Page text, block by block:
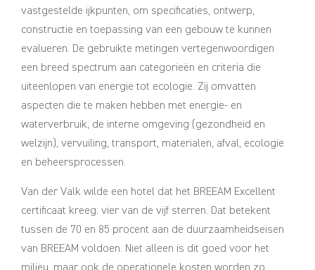
vastgestelde ijkpunten, om specificaties, ontwerp,
constructie en toepassing van een gebouw te kunnen
evalueren. De gebruikte metingen vertegenwoordigen
een breed spectrum aan categorieën en criteria die
uiteenlopen van energie tot ecologie. Zij omvatten
aspecten die te maken hebben met energie- en
waterverbruik, de interne omgeving (gezondheid en
welzijn), vervuiling, transport, materialen, afval, ecologie
en beheersprocessen.
Van der Valk wilde een hotel dat het BREEAM Excellent
certificaat kreeg: vier van de vijf sterren. Dat betekent
tussen de 70 en 85 procent aan de duurzaamheidseisen
van BREEAM voldoen. Niet alleen is dit goed voor het
milieu, maar ook de operationele kosten worden zo